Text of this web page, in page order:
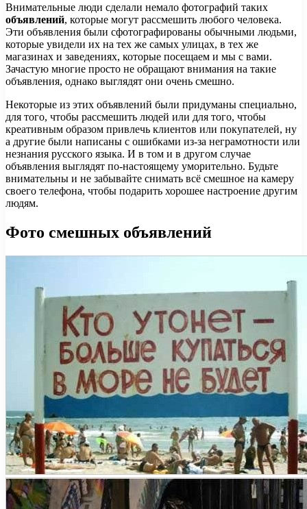
Внимательные люди сделали немало фотографий таких
объявлений, которые могут рассмешить любого человека.
Эти объявления были сфотографированы обычными людьми,
которые увидели их на тех же самых улицах, в тех же
магазинах и заведениях, которые посещаем и мы с вами.
Зачастую многие просто не обращают внимания на такие
объявления, однако выглядят они очень смешно.
Некоторые из этих объявлений были придуманы специально,
для того, чтобы рассмешить людей или для того, чтобы
креативным образом привлечь клиентов или покупателей, ну
а другие были написаны с ошибками из-за неграмотности или
незнания русского языка. И в том и в другом случае
объявления выглядят по-настоящему уморительно. Будьте
внимательны и не забывайте снимать всё смешное на камеру
своего телефона, чтобы подарить хорошее настроение другим
людям.
Фото смешных объявлений